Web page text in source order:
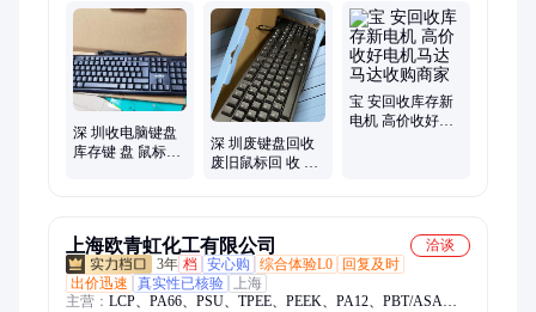
路板回收、库存物料回收、再生资源回收、服务器
深 圳收电脑键盘
库存键 盘 鼠标回
深 圳废键盘回收
废旧鼠标回 收 收
宝 安回收库存新
电机 高价收好电
上海欧青虹化工有限公司
洽谈
3年 档 安心购 综合体验L0
回复及时
出价迅速
真实性已核验
上海
主营： LCP、PA66、PSU、TPEE、PEEK、PA12、PBT/ASA、